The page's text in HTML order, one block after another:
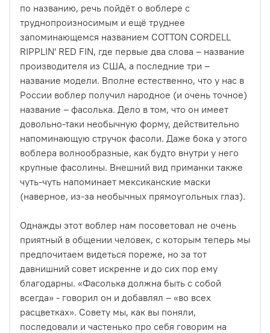
по названию, речь пойдёт о воблере с
труднопроизносимым и ещё труднее
запоминающемся названием COTTON CORDELL
RIPPLIN' RED FIN, где первые два слова – название
производителя из США, а последние три –
название модели. Вполне естественно, что у нас в
России воблер получил народное (и очень точное)
название – фасолька. Дело в том, что он имеет
довольно-таки необычную форму, действительно
напоминающую стручок фасоли. Даже бока у этого
воблера волнообразные, как будто внутри у него
крупные фасолины. Внешний вид приманки также
чуть-чуть напоминает мексиканские маски
(наверное, из-за необычных прямоугольных глаз).
Однажды этот воблер нам посоветовал не очень
приятный в общении человек, с которым теперь мы
предпочитаем видеться пореже, но за тот
давнишний совет искренне и до сих пор ему
благодарны. «Фасолька должна быть с собой
всегда» - говорил он и добавлял – «во всех
расцветках». Совету мы, как вы поняли,
последовали и частенько про себя говорим на